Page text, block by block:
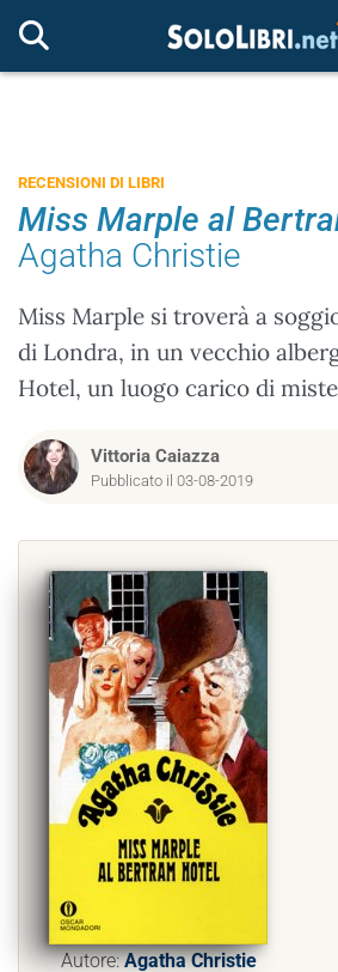
RECENSIONI DI LIBRI
Miss Marple al
Agatha Christie
Miss Marple si troverà a
di Londra, in un vecchio
Hotel, un luogo carico di
Vittoria Caiazza
Pubblicato il 03-08-2019
Autore:Agatha Christie